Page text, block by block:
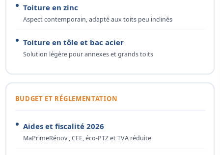
Toiture en zinc
Aspect contemporain, adapté aux toits peu inclinés
Toiture en tôle et bac acier
Solution légère pour annexes et grands toits
BUDGET ET RÉGLEMENTATION
Aides et fiscalité 2026
MaPrimeRénov', CEE, éco-PTZ et TVA réduite